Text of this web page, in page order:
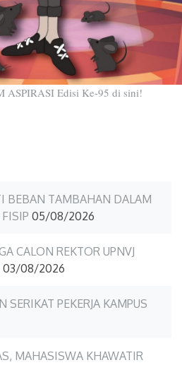
ASPIRASI Edisi Ke-95 di sini!
BEBAN TAMBAHAN DALAM
05/08/2026
CALON REKTOR UPNVJ
03/08/2026
SERIKAT PEKERJA KAMPUS
MAHASISWA KHAWATIR